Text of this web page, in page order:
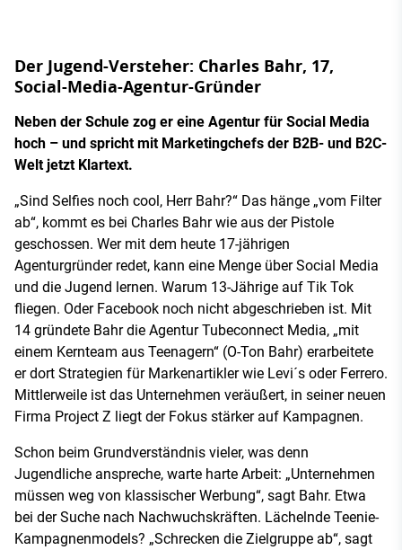
Der Jugend-Versteher: Charles Bahr, 17,
Social-Media-Agentur-Gründer
Neben der Schule zog er eine Agentur für Social Media
hoch – und spricht mit Marketingchefs der B2B- und B2C-
Welt jetzt Klartext.
„Sind Selfies noch cool, Herr Bahr?“ Das hänge „vom Filter
ab“, kommt es bei Charles Bahr wie aus der Pistole
geschossen. Wer mit dem heute 17-jährigen
Agenturgründer redet, kann eine Menge über Social Media
und die Jugend lernen. Warum 13-Jährige auf Tik Tok
fliegen. Oder Facebook noch nicht abgeschrieben ist. Mit
14 gründete Bahr die Agentur Tubeconnect Media, „mit
einem Kernteam aus Teenagern“ (O-Ton Bahr) erarbeitete
er dort Strategien für Markenartikler wie Levi´s oder Ferrero.
Mittlerweile ist das Unternehmen veräußert, in seiner neuen
Firma Project Z liegt der Fokus stärker auf Kampagnen.
Schon beim Grundverständnis vieler, was denn
Jugendliche anspreche, warte harte Arbeit: „Unternehmen
müssen weg von klassischer Werbung“, sagt Bahr. Etwa
bei der Suche nach Nachwuchskräften. Lächelnde Teenie-
Kampagnenmodels? „Schrecken die Zielgruppe ab“, sagt